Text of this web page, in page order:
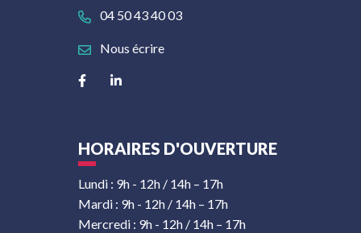
04 50 43 40 03
Nous écrire
Lien vers le compte Facebook
Lien vers le compte Linkedin
HORAIRES D'OUVERTURE
Lundi : 9h - 12h / 14h – 17h
Mardi : 9h - 12h / 14h – 17h
Mercredi : 9h - 12h / 14h – 17h